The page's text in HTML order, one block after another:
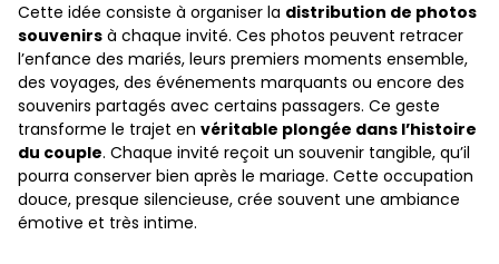
Cette idée consiste à organiser la distribution de photos
souvenirs à chaque invité. Ces photos peuvent retracer
l’enfance des mariés, leurs premiers moments ensemble,
des voyages, des événements marquants ou encore des
souvenirs partagés avec certains passagers. Ce geste
transforme le trajet en véritable plongée dans l’histoire
du couple. Chaque invité reçoit un souvenir tangible, qu’il
pourra conserver bien après le mariage. Cette occupation
douce, presque silencieuse, crée souvent une ambiance
émotive et très intime.